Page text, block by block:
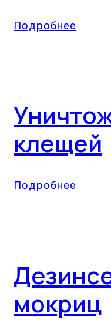
Подробнее
клещей
Подробнее
мокриц